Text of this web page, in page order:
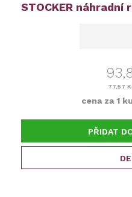
STOCKER
77,57
cena za 1
PŘIDAT